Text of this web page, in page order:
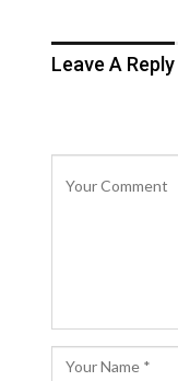
Leave A Reply